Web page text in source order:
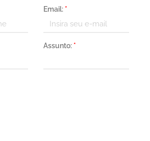
Email: *
Assunto: *